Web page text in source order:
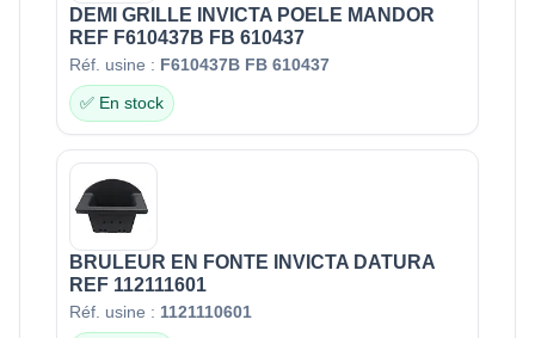
DEMI GRILLE INVICTA POELE MANDOR
REF F610437B FB 610437
Réf. usine : F610437B FB 610437
✅ En stock
BRULEUR EN FONTE INVICTA DATURA
REF 112111601
Réf. usine : 1121110601